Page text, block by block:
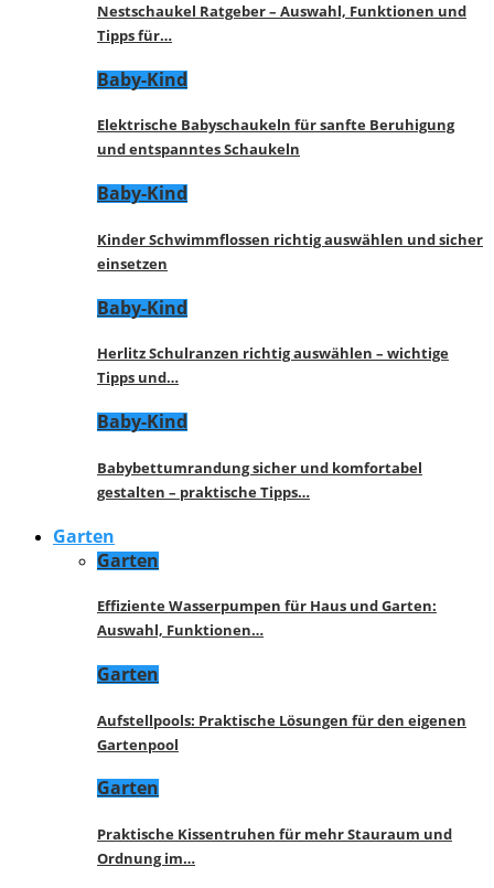
Nestschaukel Ratgeber – Auswahl, Funktionen und
Tipps für…
Baby-Kind
Elektrische Babyschaukeln für sanfte Beruhigung
und entspanntes Schaukeln
Baby-Kind
Kinder Schwimmflossen richtig auswählen und sicher
einsetzen
Baby-Kind
Herlitz Schulranzen richtig auswählen – wichtige
Tipps und…
Baby-Kind
Babybettumrandung sicher und komfortabel
gestalten – praktische Tipps…
Garten
Garten
Effiziente Wasserpumpen für Haus und Garten:
Auswahl, Funktionen…
Garten
Aufstellpools: Praktische Lösungen für den eigenen
Gartenpool
Garten
Praktische Kissentruhen für mehr Stauraum und
Ordnung im…